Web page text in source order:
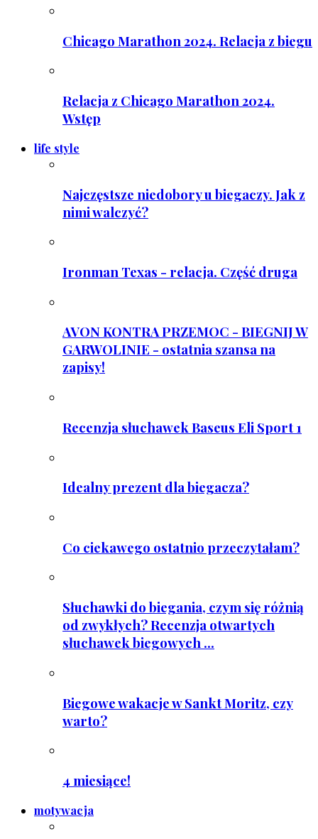
Chicago Marathon 2024. Relacja z biegu
Relacja z Chicago Marathon 2024.
Wstęp
life style
Najczęstsze niedobory u biegaczy. Jak z
nimi walczyć?
Ironman Texas - relacja. Część druga
AVON KONTRA PRZEMOC - BIEGNIJ W
GARWOLINIE - ostatnia szansa na
zapisy!
Recenzja słuchawek Baseus Eli Sport 1
Idealny prezent dla biegacza?
Co ciekawego ostatnio przeczytałam?
Słuchawki do biegania, czym się różnią
od zwykłych? Recenzja otwartych
słuchawek biegowych ...
Biegowe wakacje w Sankt Moritz, czy
warto?
4 miesiące!
motywacja